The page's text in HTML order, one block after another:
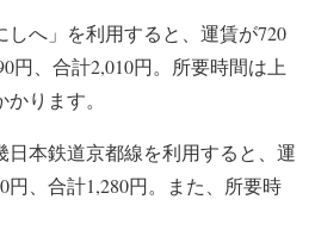
へ」を利用すると、運賃が720
円、合計2,010円。所要時間は上
ります。
本鉄道京都線を利用すると、運
円、合計1,280円。また、所要時